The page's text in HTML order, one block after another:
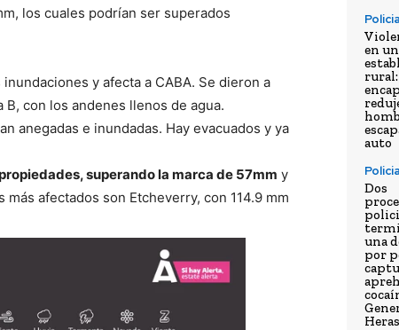
los cuales podrían ser superados
y afecta a CABA. Se dieron a
con los andenes llenos de agua.
anegadas e inundadas. Hay evacuados y ya
superando la marca de 57mm y
afectados son Etcheverry, con 114.9 mm
en un
auto
Dos
una
por
Heras